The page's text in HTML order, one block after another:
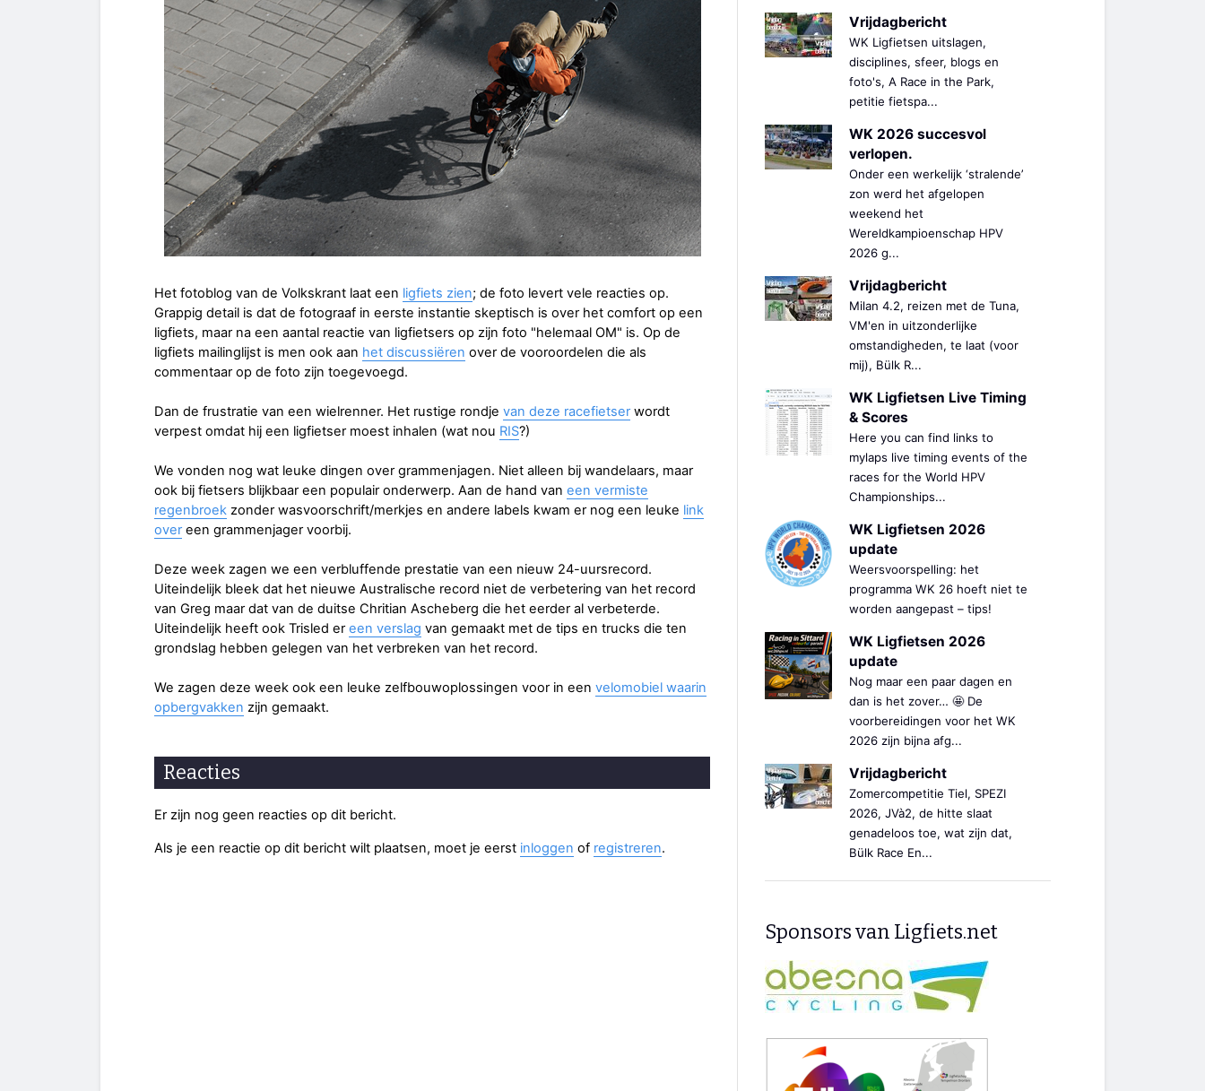
Het fotoblog van de Volkskrant laat een ligfiets zien; de foto levert vele reacties op.
Grappig detail is dat de fotograaf in eerste instantie skeptisch is over het comfort op een
ligfiets, maar na een aantal reactie van ligfietsers op zijn foto "helemaal OM" is. Op de
ligfiets mailinglijst is men ook aan het discussiëren over de vooroordelen die als
commentaar op de foto zijn toegevoegd.
Dan de frustratie van een wielrenner. Het rustige rondje van deze racefietser wordt
verpest omdat hij een ligfietser moest inhalen (wat nou RIS?)
We vonden nog wat leuke dingen over grammenjagen. Niet alleen bij wandelaars, maar
ook bij fietsers blijkbaar een populair onderwerp. Aan de hand van een vermiste
regenbroek zonder wasvoorschrift/merkjes en andere labels kwam er nog een leuke link
over een grammenjager voorbij.
Deze week zagen we een verbluffende prestatie van een nieuw 24-uursrecord.
Uiteindelijk bleek dat het nieuwe Australische record niet de verbetering van het record
van Greg maar dat van de duitse Chritian Ascheberg die het eerder al verbeterde.
Uiteindelijk heeft ook Trisled ereen verslag van gemaakt met de tips en trucks die ten
grondslag hebben gelegen van het verbreken van het record.
We zagen deze week ook een leuke zelfbouwoplossingen voor in een velomobiel waarin
opbergvakken zijn gemaakt.
Reacties
Er zijn nog geen reacties op dit bericht.
Als je een reactie op dit bericht wilt plaatsen, moet je eerst inloggen of registreren.
Vrijdagbericht
WK Ligfietsen uitslagen,
disciplines, sfeer, blogs en
foto's, A Race in the Park,
petitie fietspa...
WK 2026 succesvol
verlopen.
Onder een werkelijk ‘stralende’
zon werd het afgelopen
weekend het
Wereldkampioenschap HPV
2026 g...
Vrijdagbericht
Milan 4.2, reizen met de Tuna,
VM'en in uitzonderlijke
omstandigheden, te laat (voor
mij), Bülk R...
WK Ligfietsen Live Timing
& Scores
Here you can find links to
mylaps live timing events of the
races for the World HPV
Championships...
WK Ligfietsen 2026
update
Weersvoorspelling: het
programma WK 26 hoeft niet te
worden aangepast – tips!
WK Ligfietsen 2026
update
Nog maar een paar dagen en
dan is het zover… 🤩 De
voorbereidingen voor het WK
2026 zijn bijna afg...
Vrijdagbericht
Zomercompetitie Tiel, SPEZI
2026, JVà2, de hitte slaat
genadeloos toe, wat zijn dat,
Bülk Race En...
Sponsors van Ligfiets.net